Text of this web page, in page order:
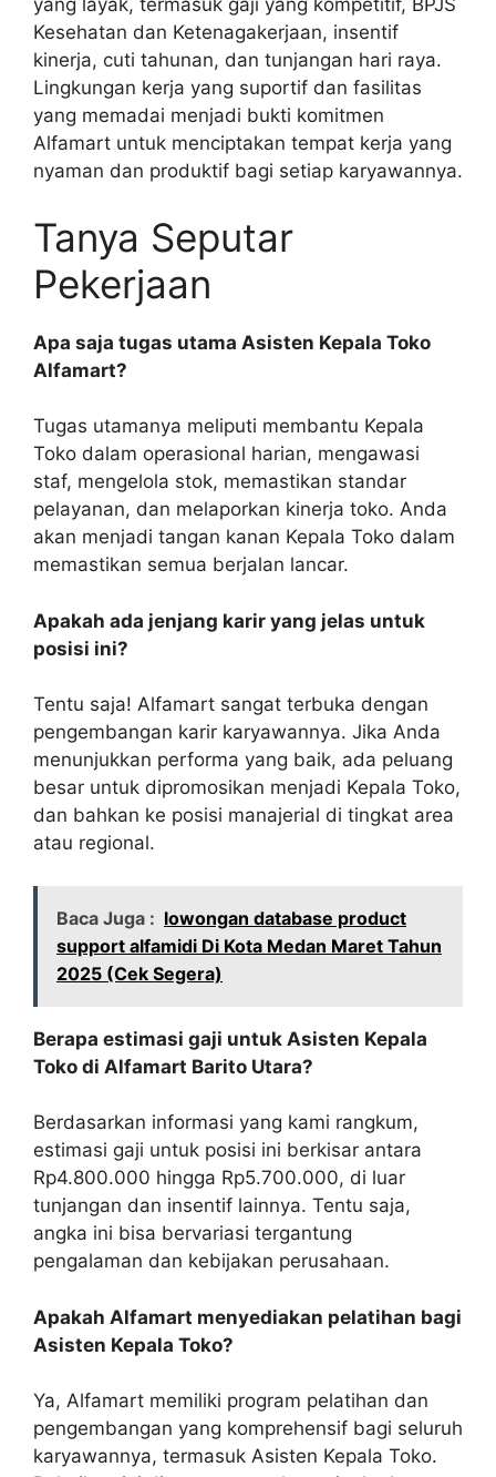
yang layak, termasuk gaji yang kompetitif, BPJS
Kesehatan dan Ketenagakerjaan, insentif
kinerja, cuti tahunan, dan tunjangan hari raya.
Lingkungan kerja yang suportif dan fasilitas
yang memadai menjadi bukti komitmen
Alfamart untuk menciptakan tempat kerja yang
nyaman dan produktif bagi setiap karyawannya.
Tanya Seputar
Pekerjaan
Apa saja tugas utama Asisten Kepala Toko
Alfamart?
Tugas utamanya meliputi membantu Kepala
Toko dalam operasional harian, mengawasi
staf, mengelola stok, memastikan standar
pelayanan, dan melaporkan kinerja toko. Anda
akan menjadi tangan kanan Kepala Toko dalam
memastikan semua berjalan lancar.
Apakah ada jenjang karir yang jelas untuk
posisi ini?
Tentu saja! Alfamart sangat terbuka dengan
pengembangan karir karyawannya. Jika Anda
menunjukkan performa yang baik, ada peluang
besar untuk dipromosikan menjadi Kepala Toko,
dan bahkan ke posisi manajerial di tingkat area
atau regional.
Baca Juga : lowongan database product
support alfamidi Di Kota Medan Maret Tahun
2025 (Cek Segera)
Berapa estimasi gaji untuk Asisten Kepala
Toko di Alfamart Barito Utara?
Berdasarkan informasi yang kami rangkum,
estimasi gaji untuk posisi ini berkisar antara
Rp4.800.000 hingga Rp5.700.000, di luar
tunjangan dan insentif lainnya. Tentu saja,
angka ini bisa bervariasi tergantung
pengalaman dan kebijakan perusahaan.
Apakah Alfamart menyediakan pelatihan bagi
Asisten Kepala Toko?
Ya, Alfamart memiliki program pelatihan dan
pengembangan yang komprehensif bagi seluruh
karyawannya, termasuk Asisten Kepala Toko.